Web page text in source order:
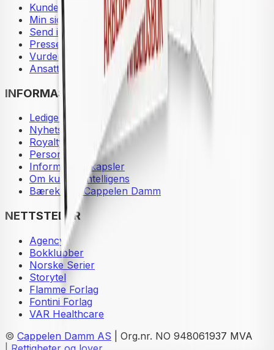
Kundeservice
Min side
Send inn manus
Presse
Vurderingseksemplar
Ansatte
INFORMASJON
Ledige stillinger
Nyhetsbrev
Royaltyportal
Personvern
Informasjonskapsler
Om kunstig intelligens
Bærekraft i Cappelen Damm
NETTSTEDER
Agency
Bokklubber
Norske Serier
Storytel
Flamme Forlag
Fontini Forlag
VAR Healthcare
© Cappelen Damm AS | Org.nr. NO 948061937 MVA